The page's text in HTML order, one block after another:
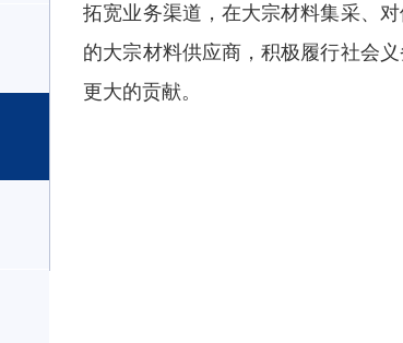
拓宽业务渠道，在大宗材料集采、
的大宗材料供应商，积极履行社会
更大的贡献。